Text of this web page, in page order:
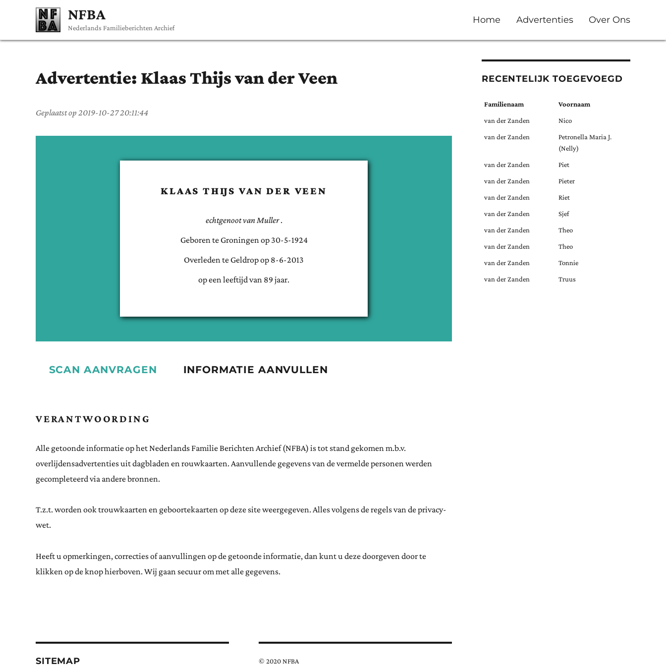
NFBA
Nederlands Familieberichten Archief
Home Advertenties Over Ons
Advertentie: Klaas Thijsvan der Veen
Geplaatst op 2019-10-27 20:11:44
KLAAS THIJS VAN DER VEEN
echtgenoot van Muller .
Geboren te Groningen op 30-5-1924
Overleden te Geldropop 8-6-2013
op een leeftijd van 89 jaar.
SCAN AANVRAGEN INFORMATIE AANVULLEN
VERANTWOORDING
Alle getoonde informatie op het Nederlands Familie Berichten Archief (NFBA) is tot stand gekomen m.b.v.
overlijdensadvertenties uit dagbladen en rouwkaarten. Aanvullende gegevens van de vermelde personen werden
gecompleteerd via andere bronnen.
T.z.t. worden ook trouwkaarten en geboortekaarten op deze site weergegeven. Alles volgens de regels van de privacy-
wet.
Heeft u opmerkingen, correcties of aanvullingen op de getoonde informatie, dan kunt u deze doorgeven door te
klikken op de knop hierboven. Wij gaan secuur om met alle gegevens.
SITEMAP © 2020 NFBA
RECENTELIJK TOEGEVOEGD
Familienaam Voornaam
van der Zanden Nico
van der Zanden
Petronella Maria J.
(Nelly)
van der Zanden Piet
van der Zanden Pieter
van der Zanden Riet
van der Zanden Sjef
van der Zanden Theo
van der Zanden Theo
van der Zanden Tonnie
van der Zanden Truus